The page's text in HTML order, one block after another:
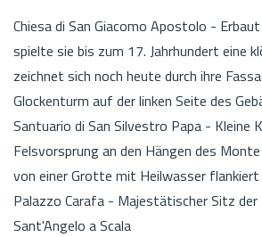
Chiesa di San Giacomo Apostolo -
spielte sie bis zum 17. Jahrhundert eine
zeichnet sich noch heute durch ihre
Glockenturm auf der linken Seite des
Santuario di San Silvestro Papa - Kleine
Felsvorsprung an den Hängen des
von einer Grotte mit Heilwasser flankiert
Palazzo Carafa - Majestätischer Sitz der
Sant'Angelo a Scala